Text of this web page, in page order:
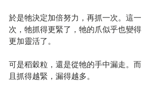
於是牠決定加倍努力，再抓一次。這一
次，牠抓得更緊了，牠的爪似乎也變得
更加靈活了。
可是稻穀粒，還是從牠的手中漏走。而
且抓得越緊，漏得越多。